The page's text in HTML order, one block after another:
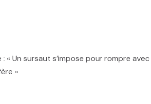
« Un sursaut s’impose pour rompre avec
»